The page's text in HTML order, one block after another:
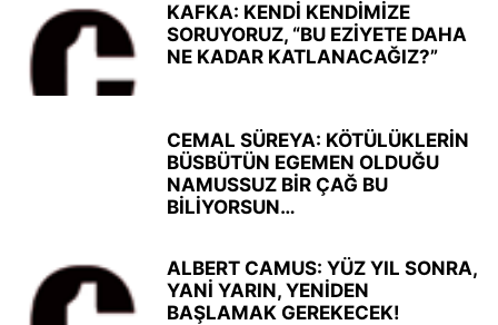
KAFKA: KENDİ KENDİMİZE
SORUYORUZ, “BU EZİYETE DAHA
NE KADAR KATLANACAĞIZ?”
CEMAL SÜREYA: KÖTÜLÜKLERİN
BÜSBÜTÜN EGEMEN OLDUĞU
NAMUSSUZ BİR ÇAĞ BU
BİLİYORSUN…
ALBERT CAMUS: YÜZ YIL SONRA,
YANİ YARIN, YENİDEN
BAŞLAMAK GEREKECEK!